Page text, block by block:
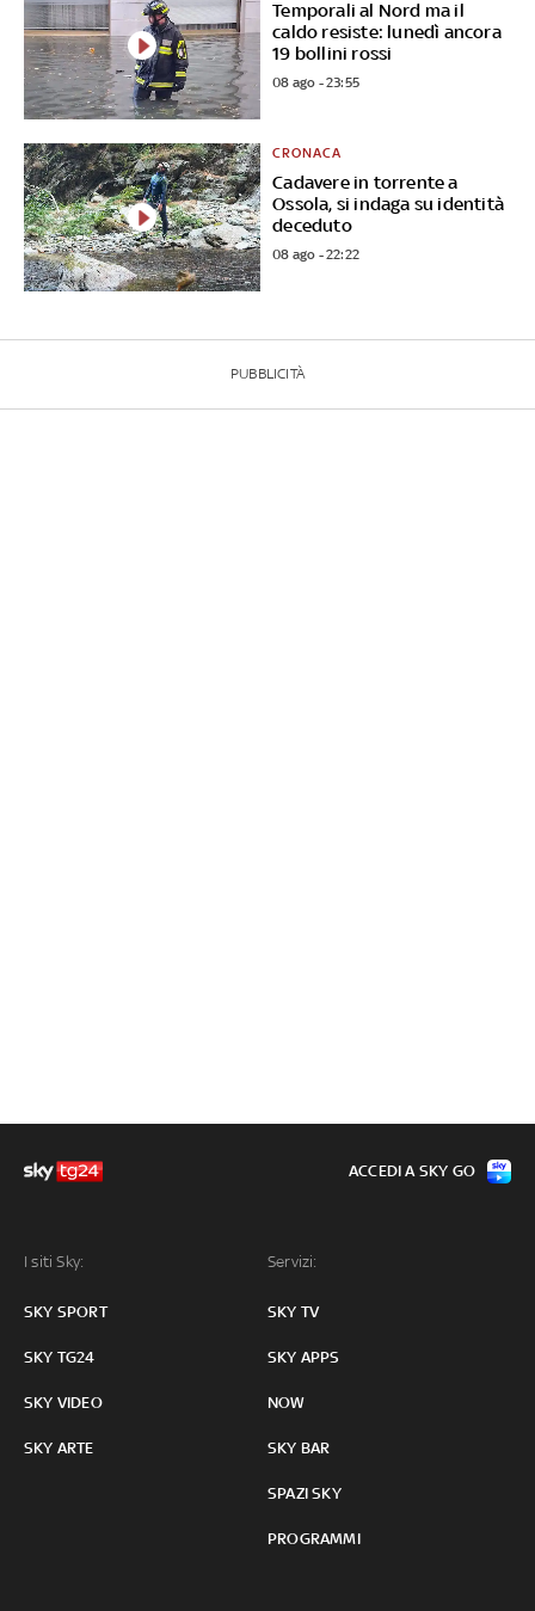
Temporali al Nord ma il
caldo resiste: lunedì ancora
19 bollini rossi
08 ago - 23:55
Cadavere in torrente a
Ossola, si indaga su identità
deceduto
CRONACA
08 ago - 22:22
PUBBLICITÀ
I siti Sky:
SKY SPORT
SKY TG24
SKY VIDEO
SKY ARTE
Servizi:
SKY TV
SKY APPS
NOW
SKY BAR
SPAZI SKY
PROGRAMMI
ACCEDI A SKY GO